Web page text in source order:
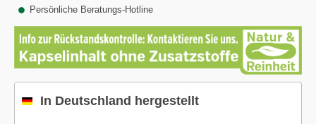
Persönliche Beratungs-Hotline
In Deutschland hergestellt